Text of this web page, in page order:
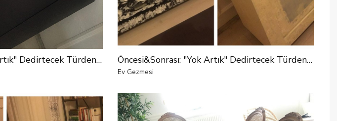
Öncesi&Sonrası: "Yok Artık" Dedirtecek Türden Bir Değişim Öncesi&Sonrası: "Yok Artık" Dedirtecek Türden Bir Değişim
Ev Gezmesi